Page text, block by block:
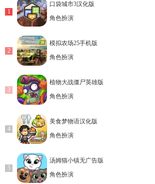
口袋城市3汉化版
角色扮演
模拟农场25手机版
角色扮演
植物大战僵尸英雄版
角色扮演
美食梦物语汉化版
角色扮演
汤姆猫小镇无广告版
角色扮演